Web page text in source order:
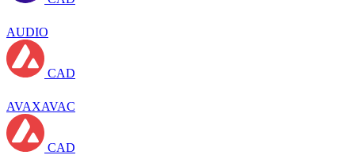
AUDIO
CAD
AVAXAVAC
CAD